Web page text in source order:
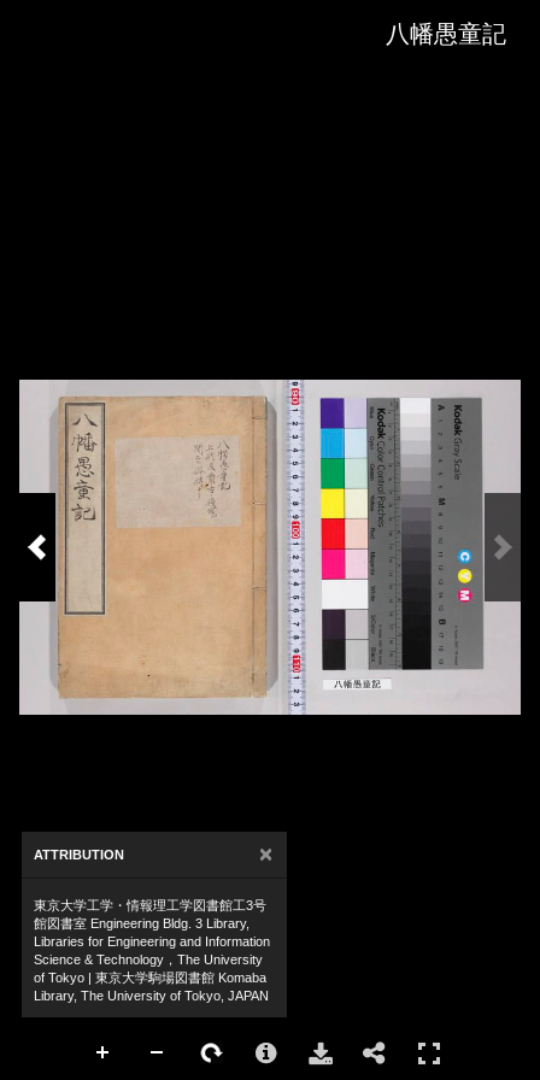
八幡愚童記
ATTRIBUTION ×
東京大学工学・情報理工学図書館工3号
館図書室 Engineering Bldg. 3 Library,
Libraries for Engineering and Information
Science & Technology，The University
of Tokyo | 東京大学駒場図書館 Komaba
Library, The University of Tokyo, JAPAN